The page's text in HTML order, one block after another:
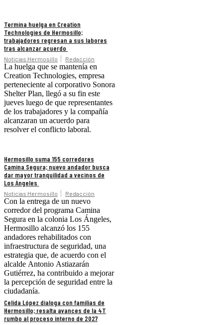
Termina huelga en Creation
Technologies de Hermosillo;
trabajadores regresan a sus labores
tras alcanzar acuerdo
Noticias Hermosillo Redacción
La huelga que se mantenía en
Creation Technologies, empresa
perteneciente al corporativo Sonora
Shelter Plan, llegó a su fin este
jueves luego de que representantes
de los trabajadores y la compañía
alcanzaran un acuerdo para
resolver el conflicto laboral.
Hermosillo suma 155 corredores
Camina Segura; nuevo andador busca
dar mayor tranquilidad a vecinos de
Los Ángeles
Noticias Hermosillo Redacción
Con la entrega de un nuevo
corredor del programa Camina
Segura en la colonia Los Ángeles,
Hermosillo alcanzó los 155
andadores rehabilitados con
infraestructura de seguridad, una
estrategia que, de acuerdo con el
alcalde Antonio Astiazarán
Gutiérrez, ha contribuido a mejorar
la percepción de seguridad entre la
ciudadanía.
Celida López dialoga con familias de
Hermosillo; resalta avances de la 4T
rumbo al proceso interno de 2027